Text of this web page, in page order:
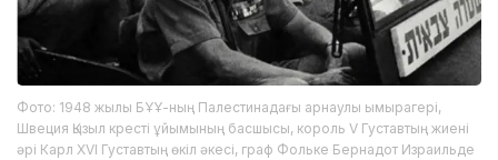
Фото: 1948 жылы БҰҰ-ның Палестинадағы арнаулы ымырагері,
Швеция Қызыл кресті ұйымының басшысы, король V Густавтың жиені
әрі Карл XVI Густавтың өкіл әкесі, граф Фольке Бернадот Израильде